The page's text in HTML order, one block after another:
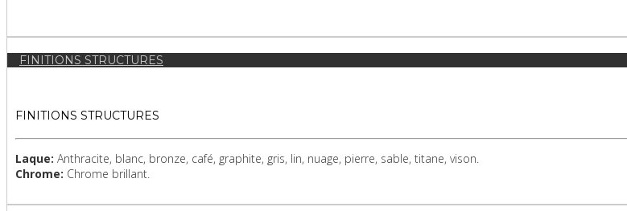
FINITIONS STRUCTURES
FINITIONS STRUCTURES
Laque: Anthracite, blanc, bronze, café, graphite, gris, lin, nuage, pierre, sable, titane, vison.
Chrome: Chrome brillant.